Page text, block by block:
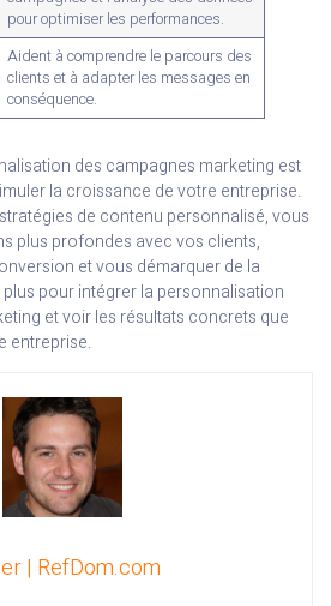
pour optimiser les performances.
Aident à comprendre le parcours des
clients et à adapter les messages en
conséquence.
des campagnes marketing est
la croissance de votre entreprise.
de contenu personnalisé, vous
plus profondes avec vos clients,
et vous démarquer de la
pour intégrer la personnalisation
et voir les résultats concrets que
entreprise.
| RefDom.com